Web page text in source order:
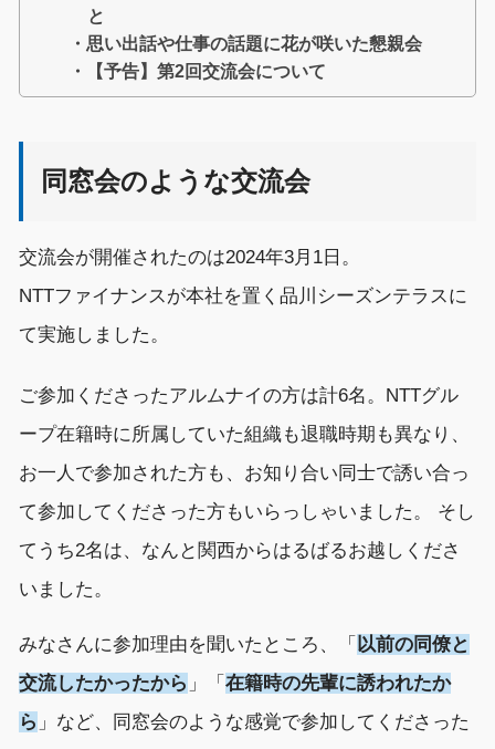
と
・思い出話や仕事の話題に花が咲いた懇親会
・【予告】第2回交流会について
同窓会のような交流会
交流会が開催されたのは2024年3月1日。
NTTファイナンスが本社を置く 品川シーズンテラスに
て実施しま した。
ご参加 くださったアルムナイの方は計6名。
NTTグル
ープ在籍時に所属していた組織も退職時期も異なり、
お一人で参加された方も、お知り合い同士で誘い合っ
て参加してくださった方もいらっしゃいました。
そし
て うち2名は、なんと 関西からはるばるお越しくださ
いました。
みなさんに参加理由を聞いたところ、 「 以前の同僚と
交流したかったから 」「 在籍時の先輩に誘われたか
ら 」 など、 同窓会のような感覚で参加して くださった